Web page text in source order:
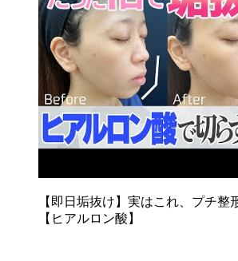
【即日垢抜け】実はこれ、プチ整
【ヒアルロン酸】